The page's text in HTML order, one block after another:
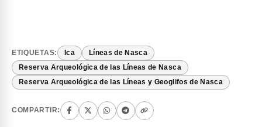
ETIQUETAS: Ica Líneas de Nasca
Reserva Arqueológica de las Líneas de Nasca
Reserva Arqueológica de las Líneas y Geoglifos de Nasca
COMPARTIR: